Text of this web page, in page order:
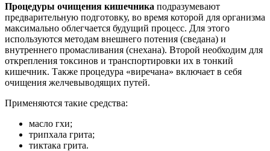
Процедуры очищения кишечника подразумевают
предварительную подготовку, во время которой для организма
максимально облегчается будущий процесс. Для этого
используются методам внешнего потения (сведана) и
внутреннего промасливания (снехана). Второй необходим для
открепления токсинов и транспортировки их в тонкий
кишечник. Также процедура «виречана» включает в себя
очищения желчевыводящих путей.
Применяются такие средства:
масло гхи;
трипхала грита;
тиктака грита.